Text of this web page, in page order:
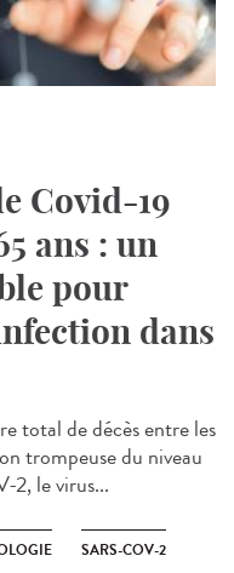
Covid-19
ans : un
pour
dans
total de décès entre les
trompeuse du niveau
2, le virus...
SARS-COV-2